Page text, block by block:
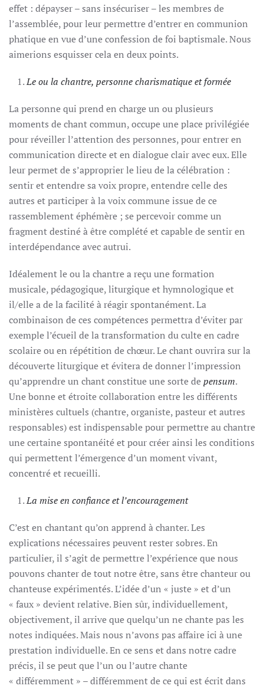
effet : dépayser – sans insécuriser – les membres de
l’assemblée, pour leur permettre d’entrer en communion
phatique en vue d’une confession de foi baptismale. Nous
aimerions esquisser cela en deux points.
Le ou la chantre, personne charismatique et formée
La personne qui prend en charge un ou plusieurs
moments de chant commun, occupe une place privilégiée
pour réveiller l’attention des personnes, pour entrer en
communication directe et en dialogue clair avec eux. Elle
leur permet de s’approprier le lieu de la célébration :
sentir et entendre sa voix propre, entendre celle des
autres et participer à la voix commune issue de ce
rassemblement éphémère ; se percevoir comme un
fragment destiné à être complété et capable de sentir en
interdépendance avec autrui.
Idéalement le ou la chantre a reçu une formation
musicale, pédagogique, liturgique et hymnologique et
il/elle a de la facilité à réagir spontanément. La
combinaison de ces compétences permettra d’éviter par
exemple l’écueil de la transformation du culte en cadre
scolaire ou en répétition de chœur. Le chant ouvrira sur la
découverte liturgique et évitera de donner l’impression
qu’apprendre un chant constitue une sorte depensum.
Une bonne et étroite collaboration entre les différents
ministères cultuels (chantre, organiste, pasteur et autres
responsables) est indispensable pour permettre au chantre
une certaine spontanéité et pour créer ainsi les conditions
qui permettent l’émergence d’un moment vivant,
concentré et recueilli.
La mise en confiance et l’encouragement
C’est en chantant qu’on apprend à chanter. Les
explications nécessaires peuvent rester sobres. En
particulier, il s’agit de permettre l’expérience que nous
pouvons chanter de tout notre être, sans être chanteur ou
chanteuse expérimentés. L’idée d’un « juste » et d’un
« faux » devient relative. Bien sûr, individuellement,
objectivement, il arrive que quelqu’un ne chante pas les
notes indiquées. Mais nous n’avons pas affaire ici à une
prestation individuelle. En ce sens et dans notre cadre
précis, il se peut que l’un ou l’autre chante
« différemment » – différemment de ce qui est écrit dans